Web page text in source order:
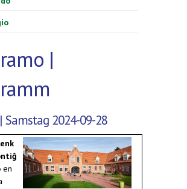
|
Samstag 2024-09-28
en